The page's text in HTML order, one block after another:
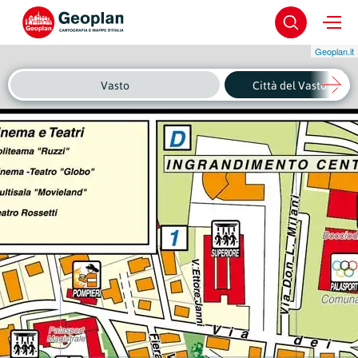
Geoplan.it
Vasto Città del Vasto -